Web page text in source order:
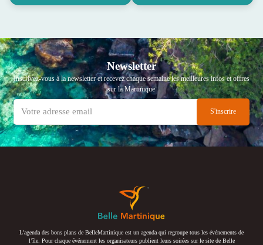
Newsletter
Inscrivez-vous à la newsletter et recevez chaque semaine les meilleures infos et offres
sur la Martinique
L’agenda des bons plans de BelleMartinique est un agenda qui regroupe tous les événements de
l’île. Pour chaque événement les organisateurs publient leurs soirées sur le site de Belle